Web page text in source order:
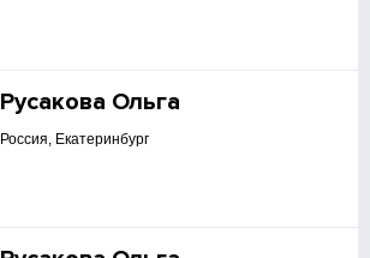
Русакова Ольга
Россия, Екатеринбург